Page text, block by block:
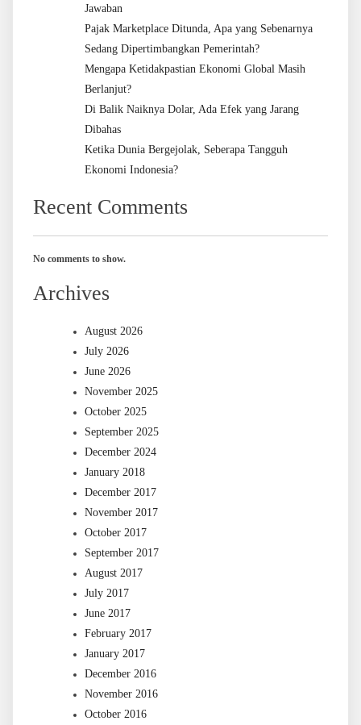
Jawaban
Pajak Marketplace Ditunda, Apa yang Sebenarnya
Sedang Dipertimbangkan Pemerintah?
Mengapa Ketidakpastian Ekonomi Global Masih
Berlanjut?
Di Balik Naiknya Dolar, Ada Efek yang Jarang
Dibahas
Ketika Dunia Bergejolak, Seberapa Tangguh
Ekonomi Indonesia?
Recent Comments
No comments to show.
Archives
August 2026
July 2026
June 2026
November 2025
October 2025
September 2025
December 2024
January 2018
December 2017
November 2017
October 2017
September 2017
August 2017
July 2017
June 2017
February 2017
January 2017
December 2016
November 2016
October 2016